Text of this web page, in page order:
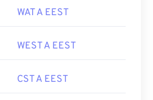
WAT A EEST
WEST A EEST
CST A EEST